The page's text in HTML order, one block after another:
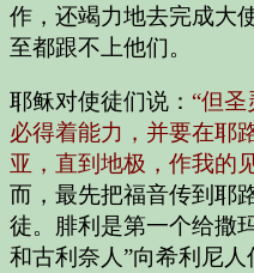
作，还竭力地去完成大
至都跟不上他们。
耶稣对使徒们说： “但
必得着能力，并要在耶
亚，直到地极，作我的
而，最先把福音传到耶
徒。腓利是第一个给撒
和古利奈人”向希利尼